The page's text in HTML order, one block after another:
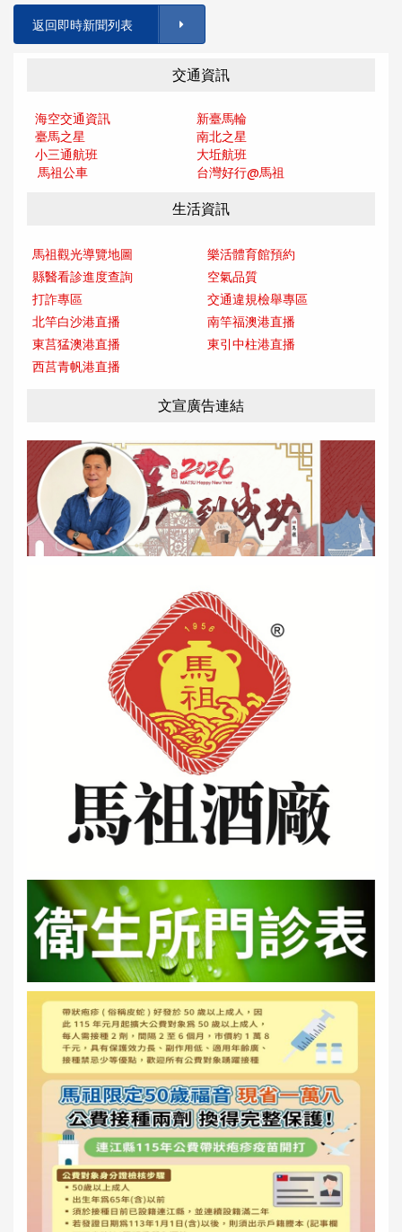
返回即時新聞列表
交通資訊
海空交通資訊
新臺馬輪
臺馬之星
南北之星
小三通航班
大坵航班
馬祖公車
台灣好行@馬祖
生活資訊
馬祖觀光導覽地圖
樂活體育館預約
縣醫看診進度查詢
空氣品質
打詐專區
交通違規檢舉專區
北竿白沙港直播
南竿福澳港直播
東莒猛澳港直播
東引中柱港直播
西莒青帆港直播
文宣廣告連結